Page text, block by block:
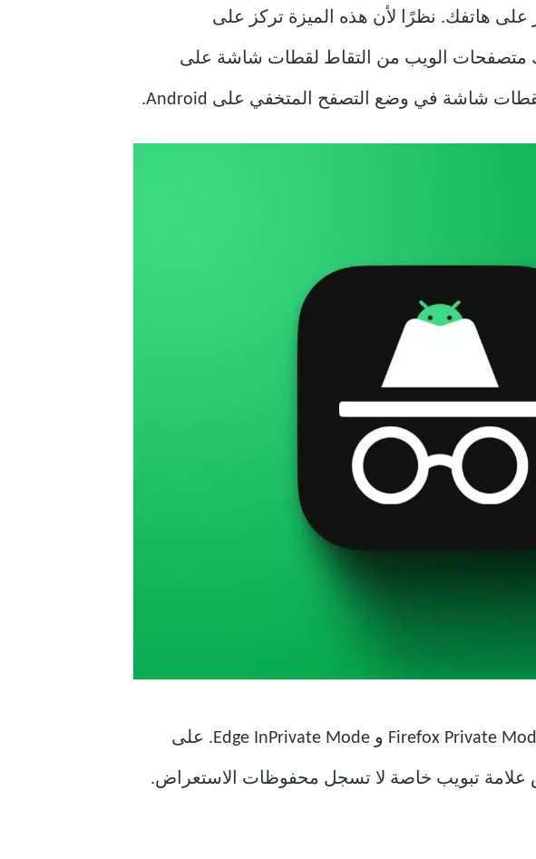
هاتفك. نظرًا لأن هذه الميزة تركز على
متصفحات الويب من التقاط لقطات شاشة على
في هذه المقالة ، سنناقش التقاط لقطات شاشة في Chrome Incognito و Firefox Private Mode و Edge InPrivate Mode. على
علامة تبويب خاصة لا تسجل محفوظات الاستعراض.